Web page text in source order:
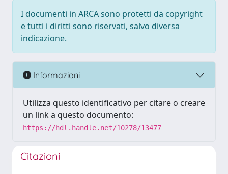
I documenti in ARCA sono protetti da copyright
e tutti i diritti sono riservati, salvo diversa
indicazione.
Informazioni
Utilizza questo identificativo per citare o creare
un link a questo documento:
https://hdl.handle.net/10278/13477
Citazioni